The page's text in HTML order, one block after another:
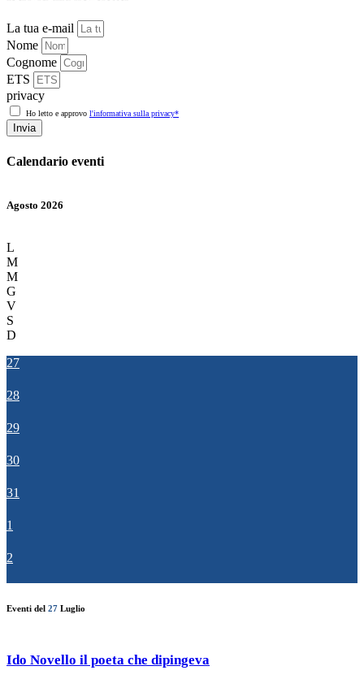
La tua e-mail
Nome
Cognome
ETS
privacy
Ho letto e approvo l'informativa sulla privacy*
Invia
Calendario eventi
Agosto 2026
L
M
M
G
V
S
D
27
28
29
30
31
1
2
Eventi del 27 Luglio
Ido Novello il poeta che dipingeva